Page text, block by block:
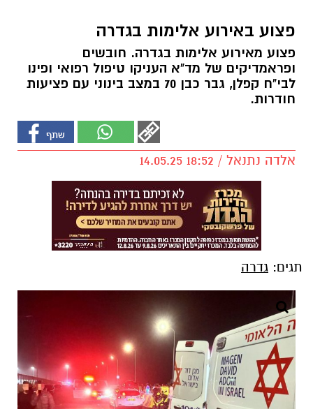
פצוע באירוע אלימות בגדרה
פצוע מאירוע אלימות בגדרה. חובשים
ופראמדיקים של מד"א העניקו טיפול רפואי ופינו
לבי"ח קפלן, גבר כבן 70 במצב בינוני עם פציעות
חודרות.
אלדה נתנאל / 18:52 14.05.25
תגים: גדרה